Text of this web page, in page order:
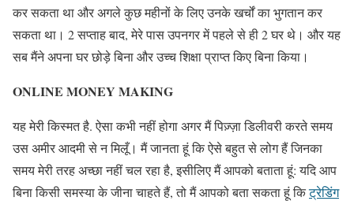
कर सकता था और अगले कुछ महीनों के लिए उनके खर्चों का भुगतान कर
सकता था। 2 सप्ताह बाद, मेरे पास उपनगर में पहले से ही 2 घर थे। और यह
सब मैंने अपना घर छोड़े बिना और उच्च शिक्षा प्राप्त किए बिना किया।
ONLINE MONEY MAKING
यह मेरी किस्मत है. ऐसा कभी नहीं होगा अगर मैं पिज़्ज़ा डिलीवरी करते समय
उस अमीर आदमी से न मिलूँ। मैं जानता हूं कि ऐसे बहुत से लोग हैं जिनका
समय मेरी तरह अच्छा नहीं चल रहा है, इसीलिए मैं आपको बताता हूं: यदि आप
बिना किसी समस्या के जीना चाहते हैं, तो मैं आपको बता सकता हूं किट्रेडिंग